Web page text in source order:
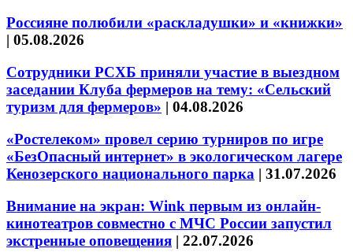
Россияне полюбили «раскладушки» и «книжки»
| 05.08.2026
Сотрудники РСХБ приняли участие в выездном
заседании Клуба фермеров на тему: «Сельский
туризм для фермеров» | 04.08.2026
«Ростелеком» провел серию турниров по игре
«БезОпасный интернет» в экологическом лагере
Кенозерского национального парка | 31.07.2026
Внимание на экран: Wink первым из онлайн-
кинотеатров совместно с МЧС России запустил
экстренные оповещения | 22.07.2026